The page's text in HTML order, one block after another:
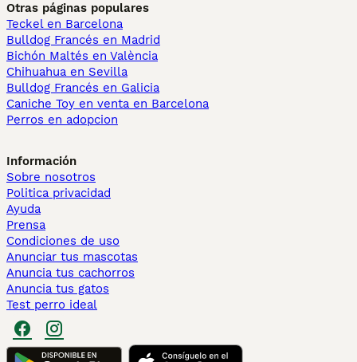
Otras páginas populares
Teckel en Barcelona
Bulldog Francés en Madrid
Bichón Maltés en València
Chihuahua en Sevilla
Bulldog Francés en Galicia
Caniche Toy en venta en Barcelona
Perros en adopcion
Información
Sobre nosotros
Politica privacidad
Ayuda
Prensa
Condiciones de uso
Anunciar tus mascotas
Anuncia tus cachorros
Anuncia tus gatos
Test perro ideal